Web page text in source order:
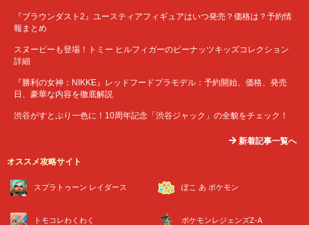
『ブラウンダスト2』ユースティアフィギュアはいつ発売？価格は？予約情
報まとめ
スヌーピーも登場！トミー ヒルフィガーのピーナッツキッズコレクション
詳細
『勝利の女神：NIKKE』レッドフードプラモデル：予約開始、価格、発売
日、豪華な内容を徹底解説
渋谷がすとぷり一色に！10周年記念「渋谷ジャック」の全貌をチェック！
新着記事一覧へ
オススメ攻略サイト
スプラトゥーン レイダース ぽこ あ ポケモン
トモコレわくわく ポケモンレジェンズZ-A